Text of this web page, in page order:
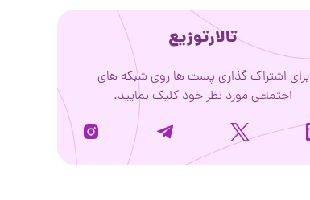
تالارتوزیع
برای اشتراک گذاری پست ها روی شبکه های
اجتماعی مورد نظر خود کلیک نمایید.